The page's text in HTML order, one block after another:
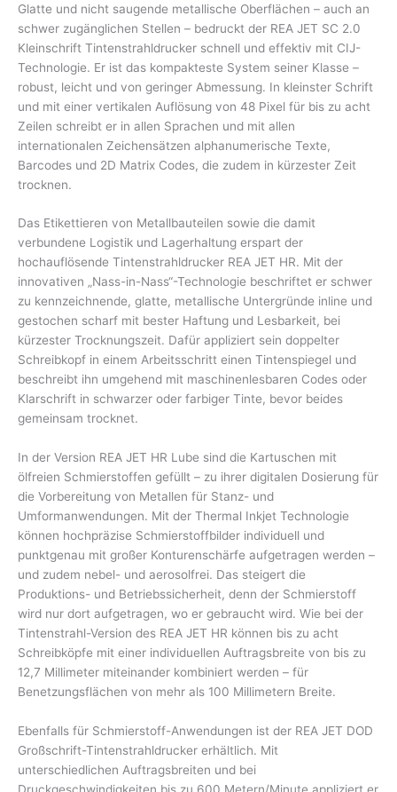
Glatte und nicht saugende metallische Oberflächen – auch an
schwer zugänglichen Stellen – bedruckt der REA JET SC 2.0
Kleinschrift Tintenstrahldrucker schnell und effektiv mit CIJ-
Technologie. Er ist das kompakteste System seiner Klasse –
robust, leicht und von geringer Abmessung. In kleinster Schrift
und mit einer vertikalen Auflösung von 48 Pixel für bis zu acht
Zeilen schreibt er in allen Sprachen und mit allen
internationalen Zeichensätzen alphanumerische Texte,
Barcodes und 2D Matrix Codes, die zudem in kürzester Zeit
trocknen.
Das Etikettieren von Metallbauteilen sowie die damit
verbundene Logistik und Lagerhaltung erspart der
hochauflösende Tintenstrahldrucker REA JET HR. Mit der
innovativen „Nass-in-Nass“-Technologie beschriftet er schwer
zu kennzeichnende, glatte, metallische Untergründe inline und
gestochen scharf mit bester Haftung und Lesbarkeit, bei
kürzester Trocknungszeit. Dafür appliziert sein doppelter
Schreibkopf in einem Arbeitsschritt einen Tintenspiegel und
beschreibt ihn umgehend mit maschinenlesbaren Codes oder
Klarschrift in schwarzer oder farbiger Tinte, bevor beides
gemeinsam trocknet.
In der Version REA JET HR Lube sind die Kartuschen mit
ölfreien Schmierstoffen gefüllt – zu ihrer digitalen Dosierung für
die Vorbereitung von Metallen für Stanz- und
Umformanwendungen. Mit der Thermal Inkjet Technologie
können hochpräzise Schmierstoffbilder individuell und
punktgenau mit großer Konturenschärfe aufgetragen werden –
und zudem nebel- und aerosolfrei. Das steigert die
Produktions- und Betriebssicherheit, denn der Schmierstoff
wird nur dort aufgetragen, wo er gebraucht wird. Wie bei der
Tintenstrahl-Version des REA JET HR können bis zu acht
Schreibköpfe mit einer individuellen Auftragsbreite von bis zu
12,7 Millimeter miteinander kombiniert werden – für
Benetzungsflächen von mehr als 100 Millimetern Breite.
Ebenfalls für Schmierstoff-Anwendungen ist der REA JET DOD
Großschrift-Tintenstrahldrucker erhältlich. Mit
unterschiedlichen Auftragsbreiten und bei